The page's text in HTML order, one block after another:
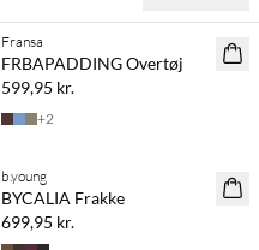
NYHED
Fransa
FRBAPADDING Overtøj
599,95 kr.
+2
NYHED
b.young
BYCALIA Frakke
699,95 kr.